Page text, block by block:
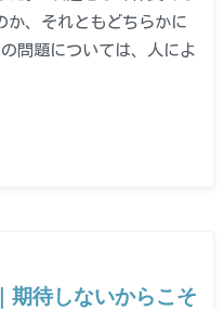
か、それともどちらかに
問題については、人によ
期待しないからこそ